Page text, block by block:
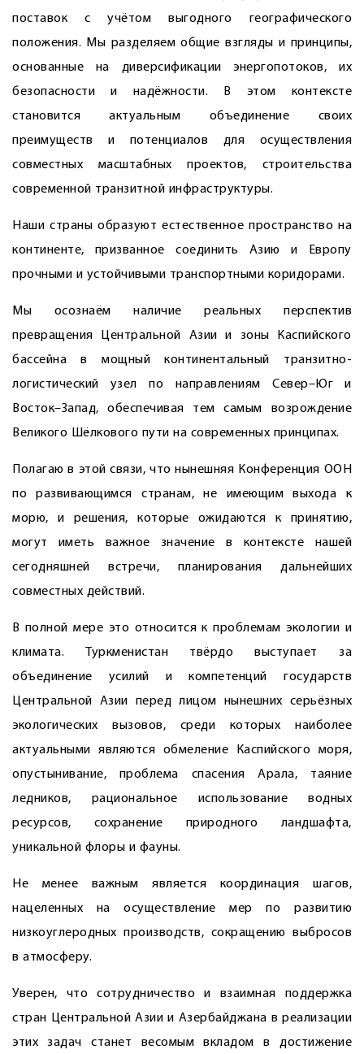
поставок с учётом выгодного географического
положения. Мы разделяем общие взгляды и принципы,
основанные на диверсификации энергопотоков, их
безопасности и надёжности. В этом контексте
становится актуальным объединение своих
преимуществ и потенциалов для осуществления
совместных масштабных проектов, строительства
современной транзитной инфраструктуры.
Наши страны образуют естественное пространство на
континенте, призванное соединить Азию и Европу
прочными и устойчивыми транспортными коридорами.
Мы осознаём наличие реальных перспектив
превращения Центральной Азии и зоны Каспийского
бассейна в мощный континентальный транзитно-
логистический узел по направлениям Север–Юг и
Восток–Запад, обеспечивая тем самым возрождение
Великого Шёлкового пути на современных принципах.
Полагаю в этой связи, что нынешняя Конференция ООН
по развивающимся странам, не имеющим выхода к
морю, и решения, которые ожидаются к принятию,
могут иметь важное значение в контексте нашей
сегодняшней встречи, планирования дальнейших
совместных действий.
В полной мере это относится к проблемам экологии и
климата. Туркменистан твёрдо выступает за
объединение усилий и компетенций государств
Центральной Азии перед лицом нынешних серьёзных
экологических вызовов, среди которых наиболее
актуальными являются обмеление Каспийского моря,
опустынивание, проблема спасения Арала, таяние
ледников, рациональное использование водных
ресурсов, сохранение природного ландшафта,
уникальной флоры и фауны.
Не менее важным является координация шагов,
нацеленных на осуществление мер по развитию
низкоуглеродных производств, сокращению выбросов
в атмосферу.
Уверен, что сотрудничество и взаимная поддержка
стран Центральной Азии и Азербайджана в реализации
этих задач станет весомым вкладом в достижение